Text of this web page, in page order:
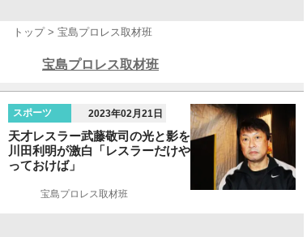
トップ 宝島プロレス取材班
宝島プロレス取材班
スポーツ 2023年02月21日
天才レスラー武藤敬司の光と影を
川田利明が激白「レスラーだけや
っておけば」
宝島プロレス取材班